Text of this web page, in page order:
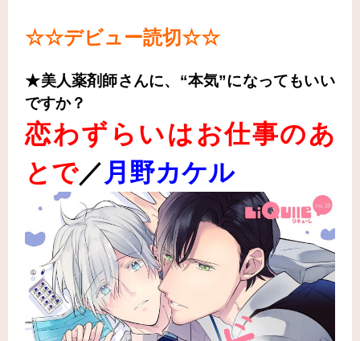
☆☆デビュー読切☆☆
★美人薬剤師さんに、“本気”になってもいい
ですか？
恋わずらいはお仕事のあ
とで／ 月野カケル